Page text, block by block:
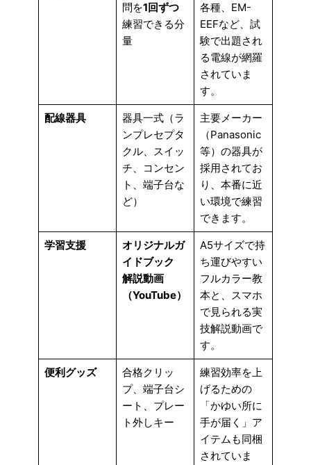
問を1回ずつ
練習できる分
量
各種、EM-
EEFなど、試
験で出題され
る電線が網羅
されていま
す。
配線器具
器具一式（ラ
ンプレセプタ
クル、スイッ
チ、コンセン
ト、端子台な
ど）
主要メーカー
（Panasonic
等）の器具が
採用されてお
り、本番に近
い環境で練習
できます。
学習支援
オリジナルガ
イドブック
解説動画
（YouTube）
A5サイズで持
ち運びやすい
フルカラー教
本と、スマホ
で見られる実
技解説動画で
す。
便利グッズ
合格クリッ
プ、端子台シ
ート、プレー
ト外しキー
練習効率を上
げるための
「かゆい所に
手が届く」ア
イテムも同梱
されていま